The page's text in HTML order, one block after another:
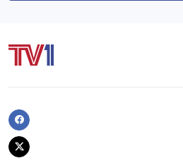
Facebook
Twitter